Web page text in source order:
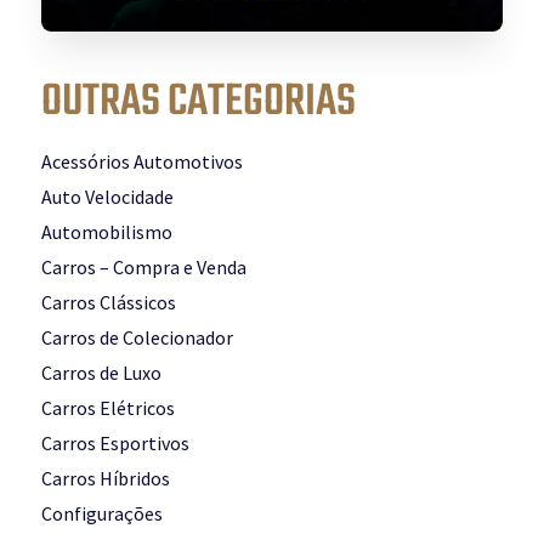
OUTRAS CATEGORIAS
Acessórios Automotivos
Auto Velocidade
Automobilismo
Carros – Compra e Venda
Carros Clássicos
Carros de Colecionador
Carros de Luxo
Carros Elétricos
Carros Esportivos
Carros Híbridos
Configurações